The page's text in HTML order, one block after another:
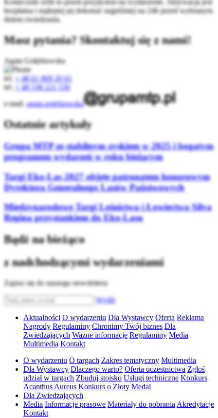
Koniecznie zrób to przed przyjściem na wydarzenie. Aktywacja jest
bezpłatna i najlepiej jej dokonać najpóźniej na 24h przed wybranym
dniem zwiedzania.
Masz pytania? Skontaktuj się z nami!
Agata Gołębiowska
tel.
+ 48 61 869 20 61
tel.
+ 48 538 221 530
e-mail.agata.golebiowska
Ostatnie artykuły
Grupa MTP ze stabilnym zyskiem w 2025 i bogatym
programem wydarzeń w roku bieżącym
Targi Eko-Las 2027 objęte patronatem honorowym
Dyrektora Generalnego Lasów Państwowych
Międzynarodowe Targi Leśnictwa i Łowiectwa Silva
Regina przystankiem do Eko-Lasu
Bądź na bieżąco
z nadchodzącymi wydarzeniami
Zapisz się do naszego newslettera
Wyślij
Aktualności O wydarzeniu Dla Wystawcy Oferta Reklama
Nagrody Regulaminy Chronimy Twój biznes Dla
Zwiedzających Ważne informacje Regulaminy Media
Multimedia Kontakt
O wydarzeniu O targach Zakres tematyczny Multimedia
Dla Wystawcy Dlaczego warto? Oferta uczestnictwa Zgłoś
udział w targach Zbuduj stoisko Usługi techniczne Konkurs
Acanthus Aureus Konkurs o Złoty Medal
Dla Zwiedzających
Media Informacje prasowe Materiały do pobrania Akredytacje
Kontakt